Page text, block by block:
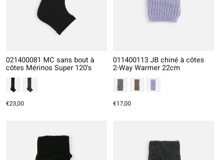
021400081 MC sans bout à
côtes Mérinos Super 120's
€23,00
011400113 JB chiné à côtes
2-Way Warmer 22cm
€17,00